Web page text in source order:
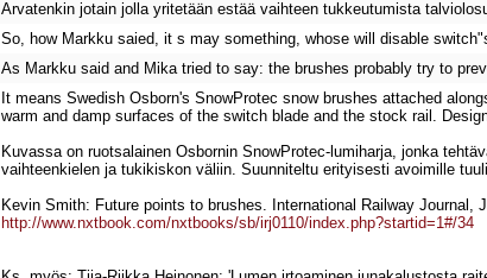
Arvatenkin jotain jolla yritetään estää vaihteen tukkeutumista
So, how Markku saied, it s may something, whose will disable
As Markku said and Mika tried to say: the brushes probably try to
It means Swedish Osborn's SnowProtec snow brushes attached
warm and damp surfaces of the switch blade and the stock rail.
Kuvassa on ruotsalainen Osbornin SnowProtec-lumiharja, jonka
vaihteenkielen ja tukikiskon väliin. Suunniteltu erityisesti avoimille
Kevin Smith: Future points to brushes. International Railway Journal,
http://www.nxtbook.com/nxtbooks/sb/irj0110/index.php?startid=1#/34